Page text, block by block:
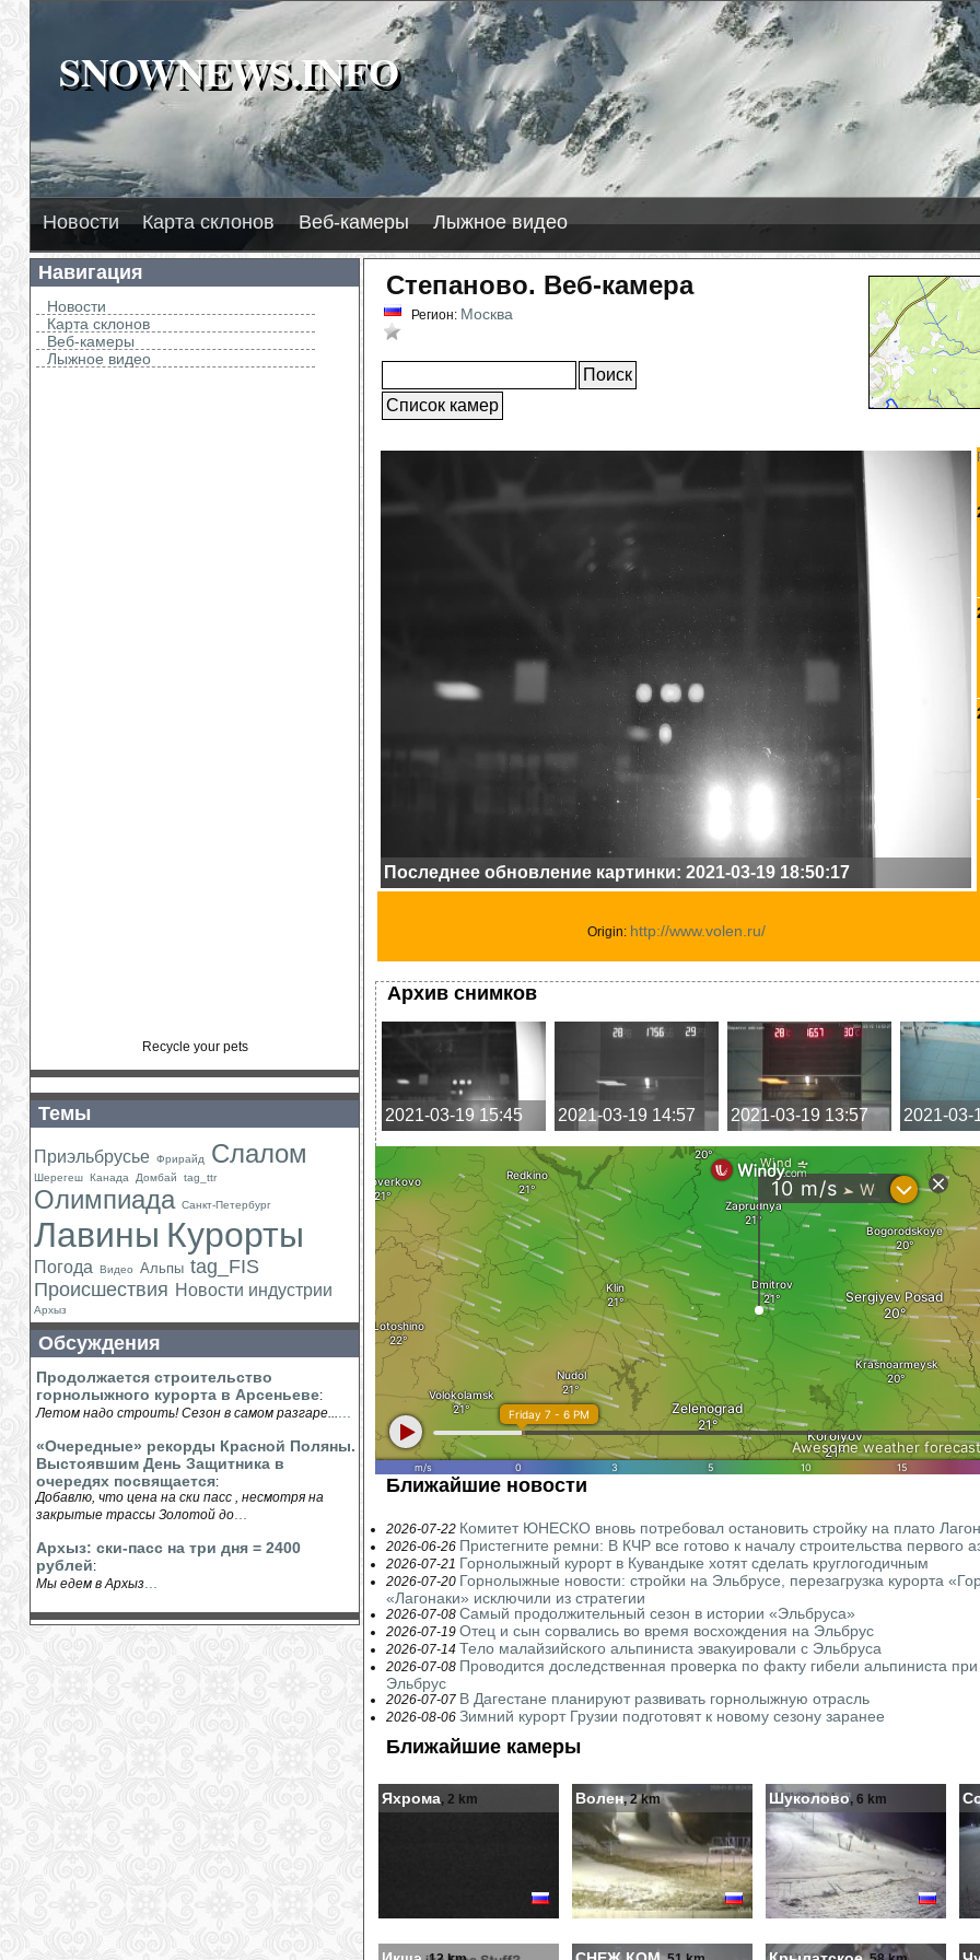
SNOWNEWS.INFO
SNOWNEWS.INFO
2026-08-09
Hlíðarfjall+6 см снега
Лас Леньяс+1 см снега
Новости Карта склонов Веб-камеры Лыжное видео
Навигация
Новости
Карта склонов
Веб-камеры
Лыжное видео
Recycle your pets
Темы
Приэльбрусье Фрирайд Слалом
Шерегеш Канада Домбай tag_ttr
Олимпиада Санкт-Петербург
Лавины Курорты
Погода Видео Альпы tag_FIS
Происшествия Новости индустрии
Архыз
Обсуждения
Продолжается строительство
горнолыжного курорта в Арсеньеве:
Летом надо строить! Сезон в самом разгаре...
«Очередные» рекорды Красной Поляны.
Выстоявшим День Защитника в
очередях посвящается:
Добавлю, что цена на ски пасс , несмотря на
закрытые трассы Золотой до
Архыз: ски-пасс на три дня = 2400
рублей:
Мы едем в Архыз
Степаново. Веб-камера
Регион: Москва
Последнее обновление картинки: 2021-03-19 18:50:17
Origin: http://www.volen.ru/
Архив снимков
2021-03-19 15:45 2021-03-19 14:57 2021-03-19 13:57 2021-03-
Ближайшие новости
2026-07-22 Комитет ЮНЕСКО вновь потребовал остановить стройку на плато
2026-06-26 Пристегните ремни: В КЧР все готово к началу строительства первого
2026-07-21 Горнолыжный курорт в Кувандыке хотят сделать круглогодичным
2026-07-20 Горнолыжные новости: стройки на Эльбрусе, перезагрузка курорта
«Лагонаки» исключили из стратегии
2026-07-08 Самый продолжительный сезон в истории «Эльбруса»
2026-07-19 Отец и сын сорвались во время восхождения на Эльбрус
2026-07-14 Тело малайзийского альпиниста эвакуировали с Эльбруса
2026-07-08 Проводится доследственная проверка по факту гибели альпиниста
Эльбрус
2026-07-07 В Дагестане планируют развивать горнолыжную отрасль
2026-08-06 Зимний курорт Грузии подготовят к новому сезону заранее
Ближайшие камеры
Яхрома, 2 km Волен, 2 km Шуколово, 6 km